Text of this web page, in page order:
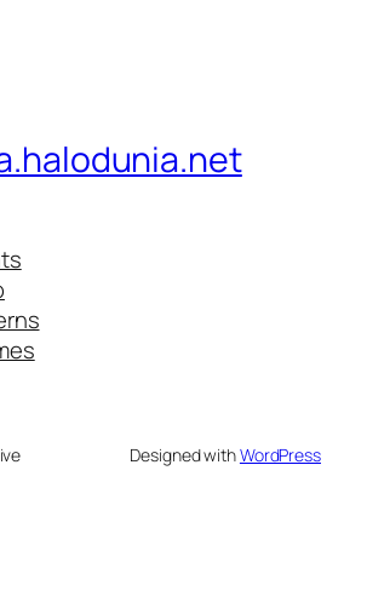
Designed withWordPress